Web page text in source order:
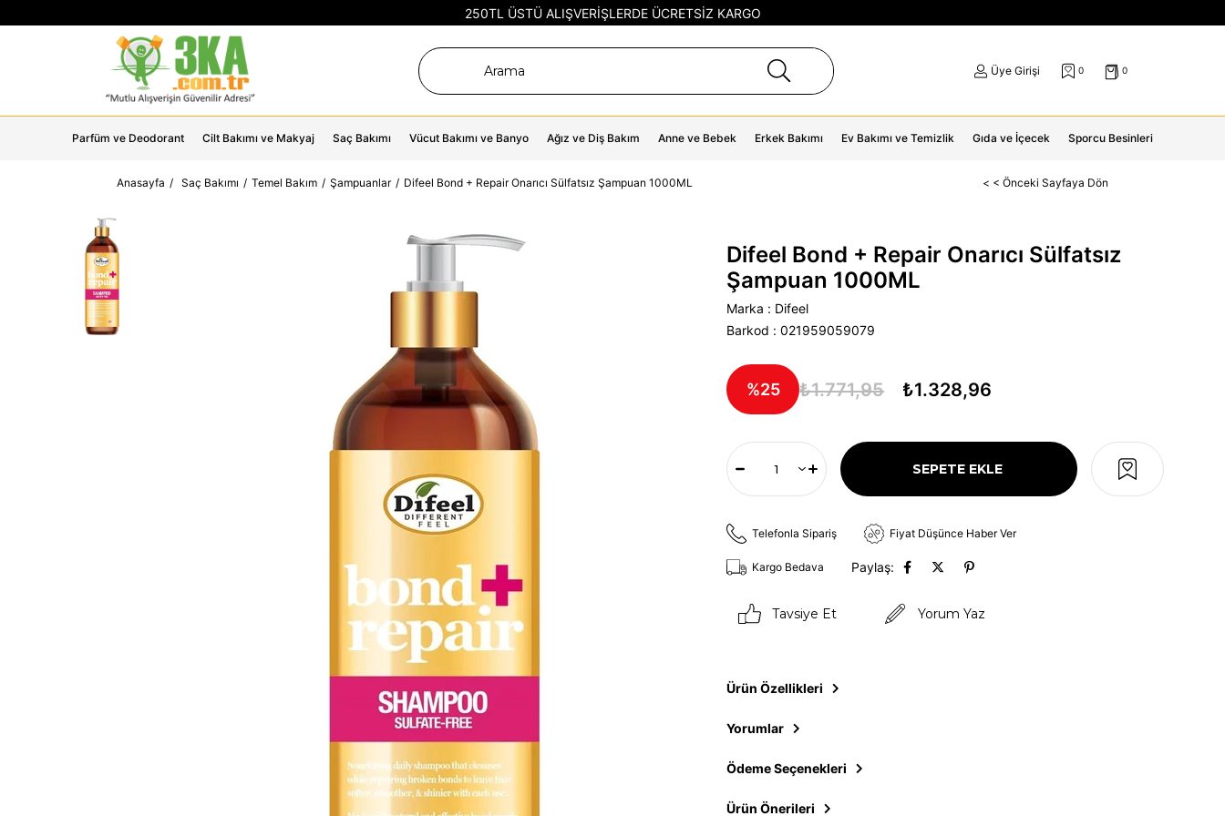
250TL ÜSTÜ ALIŞVERİŞLERDE ÜCRETSİZ KARGO
Üye Girişi 0 0
Parfüm ve Deodorant Cilt Bakımı ve Makyaj Saç Bakımı Vücut Bakımı ve Banyo Ağız ve Diş Bakım Anne ve Bebek Erkek Bakımı Ev Bakımı ve Temizlik Gıda ve İçecek Sporcu Besinleri
Anasayfa Saç Bakımı Temel Bakım Şampuanlar Difeel Bond + Repair Onarıcı Sülfatsız Şampuan 1000ML < < Önceki Sayfaya Dön
Difeel Bond + Repair Onarıcı Sülfatsız
Şampuan 1000ML
Marka : Difeel
Barkod : 021959059079
25 ₺1.771,95 ₺1.328,96
Telefonla Sipariş Fiyat Düşünce Haber Ver
Kargo Bedava Paylaş:
Tavsiye Et Yorum Yaz
Ürün Özellikleri
Yorumlar
Ödeme Seçenekleri
Ürün Önerileri